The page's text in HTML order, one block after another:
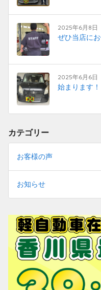
2025年6月8日
ぜひ当店に
2025年6月6日
始まります！
カテゴリー
お客様の声
お知らせ